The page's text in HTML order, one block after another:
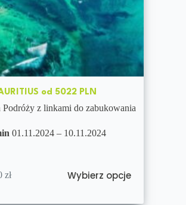
od 5022 PLN
z linkami do zabukowania
01.11.2024 – 10.11.2024
zł Wybierz opcje